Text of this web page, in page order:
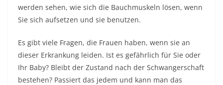
werden sehen, wie sich die Bauchmuskeln lösen, wenn
Sie sich aufsetzen und sie benutzen.
Es gibt viele Fragen, die Frauen haben, wenn sie an
dieser Erkrankung leiden. Ist es gefährlich für Sie oder
Ihr Baby? Bleibt der Zustand nach der Schwangerschaft
bestehen? Passiert das jedem und kann man das